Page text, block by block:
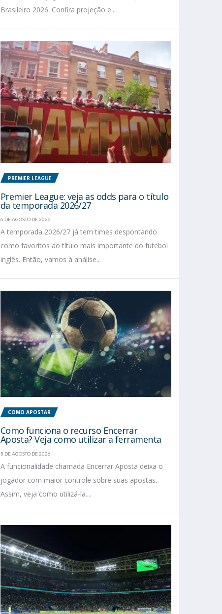
Brasileiro 2026. Confira projeção e...
PREMIER LEAGUE
Premier League: veja as odds para o título
da temporada 2026/27
6 DE AGOSTO DE 2026
A temporada 2026/27 já tem times despontando
como favoritos ao título mais importante do futebol
inglês. Então, vamos à análise...
COMO APOSTAR
Como funciona o recurso Encerrar
Aposta? Veja como utilizar a ferramenta
5 DE AGOSTO DE 2026
A funcionalidade chamada Encerrar Aposta deixa o
jogador com maior controle sobre suas apostas.
Assim, veja como utilizá-la....